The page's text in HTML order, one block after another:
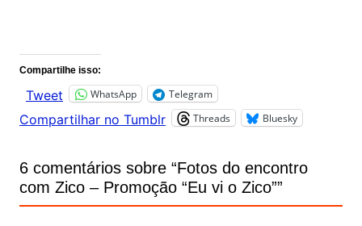
Compartilhe isso:
Tweet WhatsApp Telegram
Compartilhar no Tumblr Threads Bluesky
6 comentários sobre “Fotos do encontro
com Zico – Promoção “Eu vi o Zico””